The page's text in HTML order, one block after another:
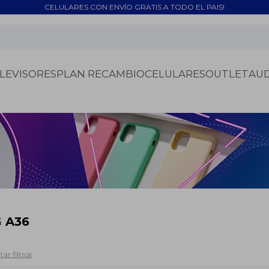
CELULARES CON ENVÍO GRATIS A TODO EL PAIS!
PLAN RECAMBIOCELULARESOUTLET
A36
filtros